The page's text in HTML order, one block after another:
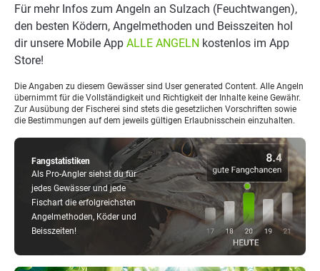
Fangstatistiken
Als Pro-Angler siehst du für
jedes Gewässer und jede
Fischart die erfolgreichsten
Angelmethoden, Köder und
Beisszeiten!
Für mehr Infos zum Angeln an Sulzach (Feuchtwangen),
den besten Ködern, Angelmethoden und Beisszeiten hol
dir unsere Mobile App ALLE ANGELN kostenlos im App
Store!
Die Angaben zu diesem Gewässer sind User generated Content. Alle Angeln
übernimmt für die Vollständigkeit und Richtigkeit der Inhalte keine Gewähr.
Zur Ausübung der Fischerei sind stets die gesetzlichen Vorschriften sowie
die Bestimmungen auf dem jeweils gültigen Erlaubnisschein einzuhalten.